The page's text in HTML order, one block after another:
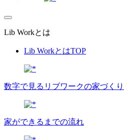
Lib Workとは
Lib WorkとはTOP
数字で⾒るリブワークの家づくり
家ができるまでの流れ